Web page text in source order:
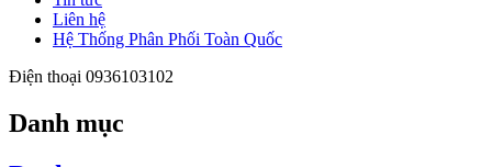
Liên hệ
Hệ Thống Phân Phối Toàn Quốc
Điện thoại 0936103102
Danh mục